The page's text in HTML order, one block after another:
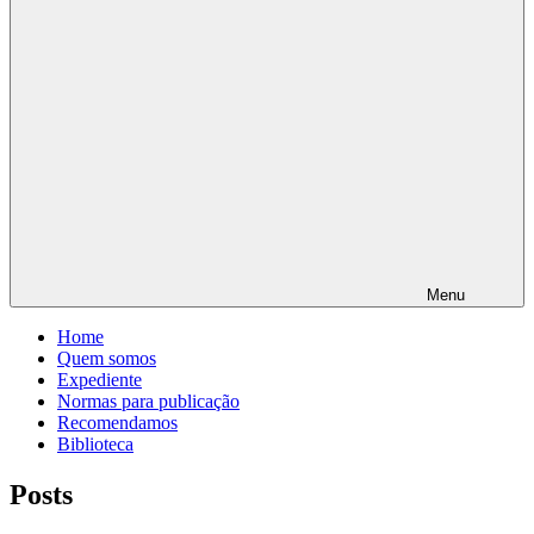
Menu
Home
Quem somos
Expediente
Normas para publicação
Recomendamos
Biblioteca
Posts